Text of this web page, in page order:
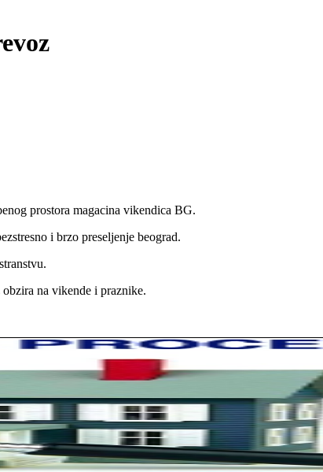
prostora magacina vikendica BG.
i brzo preseljenje beograd.
na vikende i praznike.